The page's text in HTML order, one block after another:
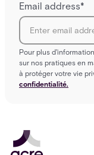
Email address*
Pour plus
sur nos pratiques en
à protéger votre vie
confidentialité.